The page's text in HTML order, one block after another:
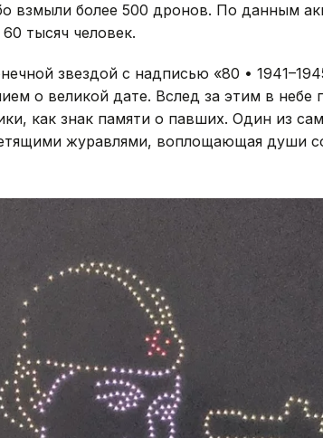
взмыли более 500 дронов. По данным
тысяч человек.
звездой с надписью «80 •
о великой дате. Вслед за этим в небе
как знак памяти о павших. Один из
журавлями, воплощающая души